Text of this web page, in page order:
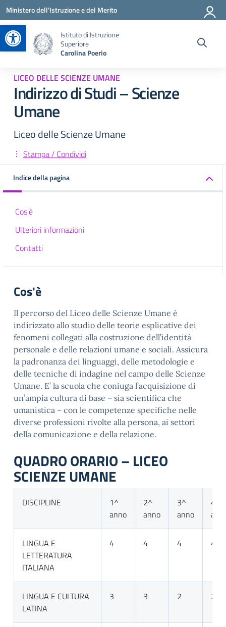
Apri la barra degli strumenti
Vai ai contenuti
Vai al menu di navigazione
Vai al footer
Ministero dell'Istruzione e del Merito
Istituto di Istruzione
Superiore
Carolina Poerio
LICEO DELLE SCIENZE UMANE
Indirizzo di Studi – Scienze
Umane
Liceo delle Scienze Umane
Stampa / Condividi
Indice della pagina
Cos'è
Ulteriori informazioni
Contatti
Cos'è
Il percorso del Liceo delle Scienze Umane è
indirizzato allo studio delle teorie esplicative dei
fenomeni collegati alla costruzione dell’identità
personale e delle relazioni umane e sociali. Assicura
la padronanza dei linguaggi, delle metodologie e
delle tecniche di indagine nel campo delle Scienze
Umane. E’ la scuola che coniuga l’acquisizione di
un’ampia cultura di base – sia scientifica che
umanistica – con le competenze specifiche nelle
diverse professioni rivolte alla persona, ai settori
della comunicazione e della relazione.
QUADRO ORARIO – LICEO
SCIENZE UMANE
DISCIPLINE
1^
anno
2^
anno
3^
anno
4^
LINGUA E
LETTERATURA
ITALIANA
4 4 4 4
LINGUA E CULTURA
LATINA
3 3 2 2